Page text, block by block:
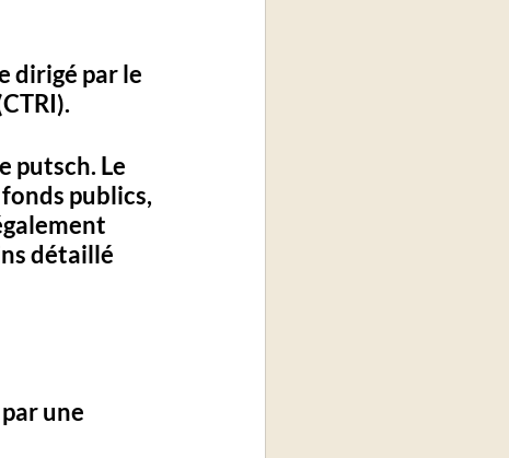
dirigé par le
putsch. Le
publics,
détaillé
une